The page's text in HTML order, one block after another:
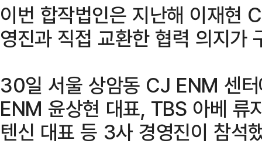
이번 합작법인은 지난해 이재현
영진과 직접 교환한 협력 의지가
30일 서울 상암동 CJ ENM 센
ENM 윤상현 대표, TBS 아베 류
텐신 대표 등 3사 경영진이 참석